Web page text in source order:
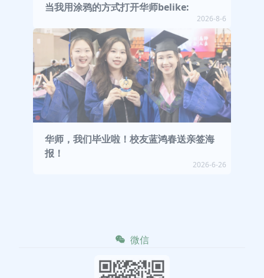
当我用涂鸦的方式打开华师belike:
2026-8-6
华师，我们毕业啦！校友蓝鸿春送亲签海
报！
2026-6-26
微信